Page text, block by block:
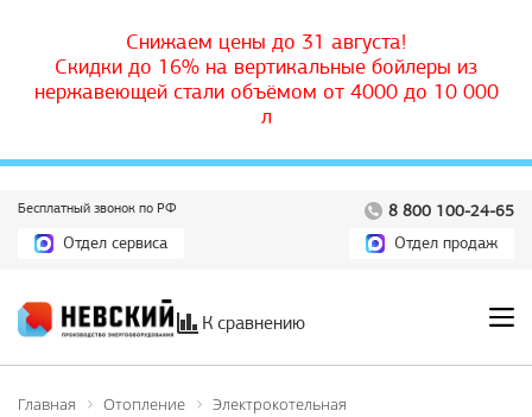
Снижаем цены до 31 августа!
Скидки до 16% на вертикальные бойлеры из
нержавеющей стали объёмом от 4000 до 10 000
л
Бесплатный звонок по РФ
8 800 100-24-65
Отдел сервиса
Отдел продаж
К сравнению
Главная Отопление
Электрокотельная